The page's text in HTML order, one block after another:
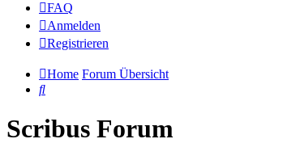
FAQ
Anmelden
Registrieren
Home Forum Übersicht
Suche
Scribus Forum